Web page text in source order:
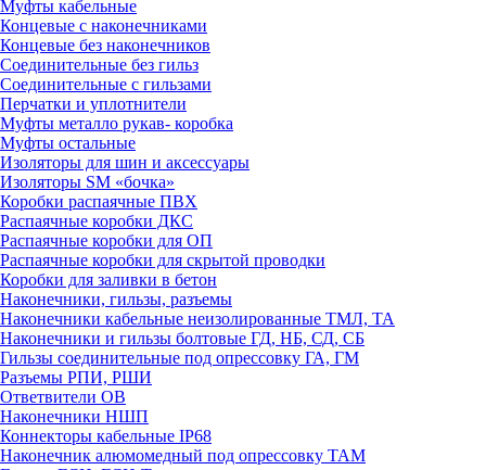
Муфты кабельные
Концевые с наконечниками
Концевые без наконечников
Соединительные без гильз
Соединительные с гильзами
Перчатки и уплотнители
Муфты металло рукав- коробка
Муфты остальные
Изоляторы для шин и аксессуары
Изоляторы SM «бочка»
Коробки распаячные ПВХ
Распаячные коробки ДКС
Распаячные коробки для ОП
Распаячные коробки для скрытой проводки
Коробки для заливки в бетон
Наконечники, гильзы, разъемы
Наконечники кабельные неизолированные ТМЛ, ТА
Наконечники и гильзы болтовые ГД, НБ, СД, СБ
Гильзы соединительные под опрессовку ГА, ГМ
Разъемы РПИ, РШИ
Ответвители ОВ
Наконечники НШП
Коннекторы кабельные IP68
Наконечник алюмомедный под опрессовку ТАМ